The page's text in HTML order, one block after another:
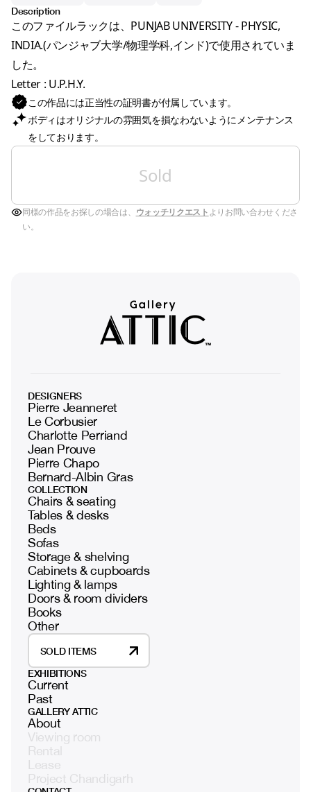
Description
このファイルラックは、PUNJAB UNIVERSITY - PHYSIC,
INDIA.(パンジャブ大学/物理学科,インド)で使用されていま
した。
Letter : U.P.H.Y.
この作品には正当性の証明書が付属しています。
ボディはオリジナルの雰囲気を損なわないようにメンテナンス
をしております。
Sold
同様の作品をお探しの場合は、 ウォッチリクエストよりお問い合わせくださ
い。
DESIGNERS
Pierre Jeanneret
Le Corbusier
Charlotte Perriand
Jean Prouve
Pierre Chapo
Bernard-Albin Gras
COLLECTION
Chairs & seating
Tables & desks
Beds
Sofas
Storage & shelving
Cabinets & cupboards
Lighting & lamps
Doors & room dividers
Books
Other
SOLD ITEMS
EXHIBITIONS
Current
Past
GALLERY ATTIC
About
Viewing room
Rental
Lease
Project Chandigarh